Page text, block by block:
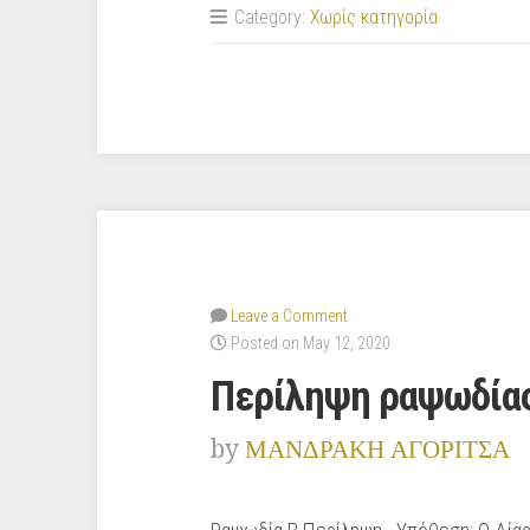
Γ”
Category: Χωρίς κατηγορία
Leave a Comment
Posted on May 12, 2020
Περίληψη
by ΜΑΝΔΡΑΚΗ ΑΓΟΡΙΤΣΑ